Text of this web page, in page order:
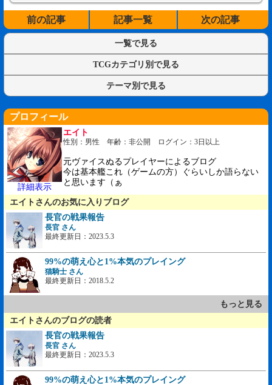
前の記事 記事一覧 次の記事
一覧で見る
TCGカテゴリ別で見る
テーマ別で見る
プロフィール
詳細表示
エイト
性別：男性 年齢：非公開 ログイン：3日以上
元ヴァイスぬるプレイヤーによるブログ
今は基本艦これ（ゲームの方）ぐらいしか語らない
と思います（ぁ
エイトさんのお気に入りブログ
長官の戦果報告
長官 さん
最終更新日：2023.5.3
99%の萌え心と1%本気のプレイング
猫騎士 さん
最終更新日：2018.5.2
もっと見る
エイトさんのブログの読者
長官の戦果報告
長官 さん
最終更新日：2023.5.3
99%の萌え心と1%本気のプレイング